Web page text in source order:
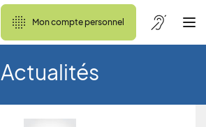
Mon compte personnel
Actualités